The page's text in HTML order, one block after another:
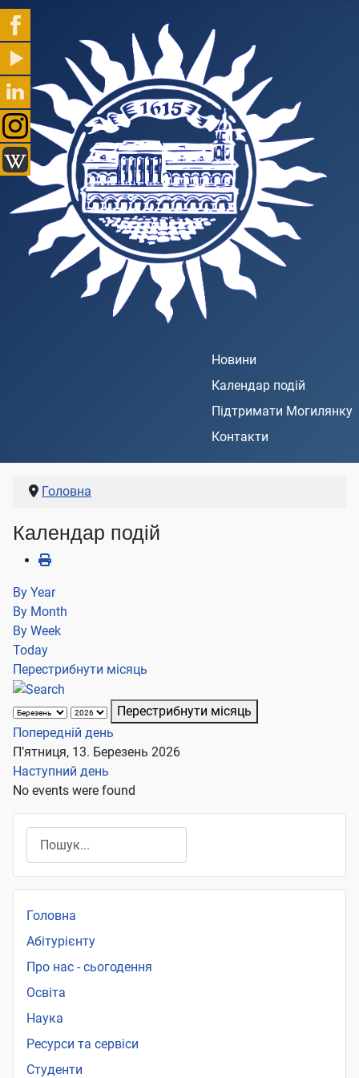
Новини
Календар подій
Підтримати Могилянку
Контакти
Головна
Календар подій
By Year
By Month
By Week
Today
Перестрибнути місяць
Перестрибнути місяць
Попередній день
П’ятниця, 13. Березень 2026
Наступний день
No events were found
Головна
Абітурієнту
Про нас - сьогодення
Освіта
Наука
Ресурси та сервіси
Студенти